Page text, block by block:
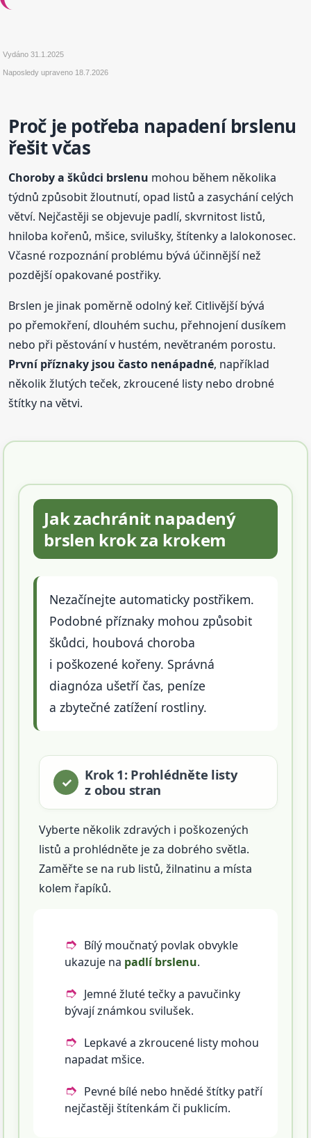
Vydáno31.1.2025
Naposledy upraveno 18.7.2026
Proč je potřeba napadení brslenu
řešit včas
Choroby a škůdci brslenu mohou během několika
týdnů způsobit žloutnutí, opad listů a zasychání celých
větví. Nejčastěji se objevuje padlí, skvrnitost listů,
hniloba kořenů, mšice, svilušky, štítenky a lalokonosec.
Včasné rozpoznání problému bývá účinnější než
pozdější opakované postřiky.
Brslen je jinak poměrně odolný keř. Citlivější bývá
po přemokření, dlouhém suchu, přehnojení dusíkem
nebo při pěstování v hustém, nevětraném porostu.
První příznaky jsou často nenápadné, například
několik žlutých teček, zkroucené listy nebo drobné
štítky na větvi.
Jak zachránit napadený
brslen krok za krokem
Nezačínejte automaticky postřikem.
Podobné příznaky mohou způsobit
škůdci, houbová choroba
i poškozené kořeny. Správná
diagnóza ušetří čas, peníze
a zbytečné zatížení rostliny.
Krok 1: Prohlédněte listy
z obou stran
Vyberte několik zdravých i poškozených
listů a prohlédněte je za dobrého světla.
Zaměřte se na rub listů, žilnatinu a místa
kolem řapíků.
Bílý moučnatý povlak obvykle
ukazuje na padlí brslenu.
Jemné žluté tečky a pavučinky
bývají známkou svilušek.
Lepkavé a zkroucené listy mohou
napadat mšice.
Pevné bílé nebo hnědé štítky patří
nejčastěji štítenkám či puklicím.